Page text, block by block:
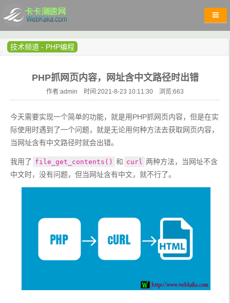
技术频道 - PHP编程
PHP抓网页内容，网址含中文路径时出错
作者:admin 时间:2021-8-23 10:11:30 浏览:663
今天需要实现一个简单的功能，就是用PHP抓网页内容，但是在实
际使用时遇到了一个问题，就是无论用何种方法去获取网页内容，
当网址含有中文路径时就会出错。
我用了 file_get_contents() 和 curl 两种方法，当网址不含
中文时，没有问题，但当网址含有中文，就不行了。